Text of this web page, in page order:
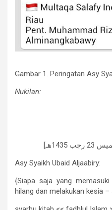
Gambar 1. Peringatan Asy
Nukilan:
Asy Syaikh Ubaid Aljaabiry:
{Siapa saja yang
hilang dan melakukan kesia –